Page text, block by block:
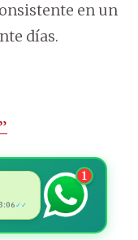
en un
días.
✓✓
1